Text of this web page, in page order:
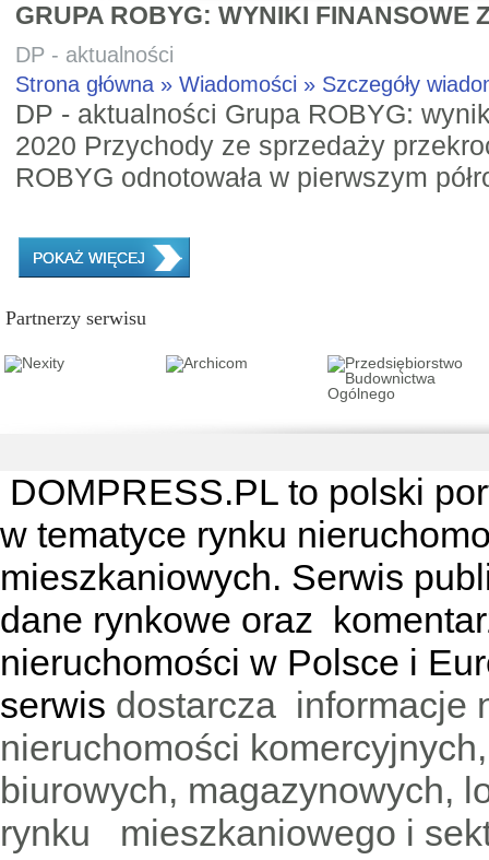
GRUPA ROBYG: WYNIKI FINANSOWE
DP - aktualności
Strona główna » Wiadomości » Szczegóły
DP - aktualności Grupa ROBYG:
2020 Przychody ze sprzedaży
ROBYG odnotowała w pierwszym
POKAŻ WIĘCEJ
Partnerzy serwisu
DOMPRESS.PL to polski
w tematyce rynku
mieszkaniowych. Serwis
dane rynkowe oraz
nieruchomości w Polsce i
serwis dostarcza informacje
nieruchomości
biurowych, magazynowych,
rynku mieszkaniowego i